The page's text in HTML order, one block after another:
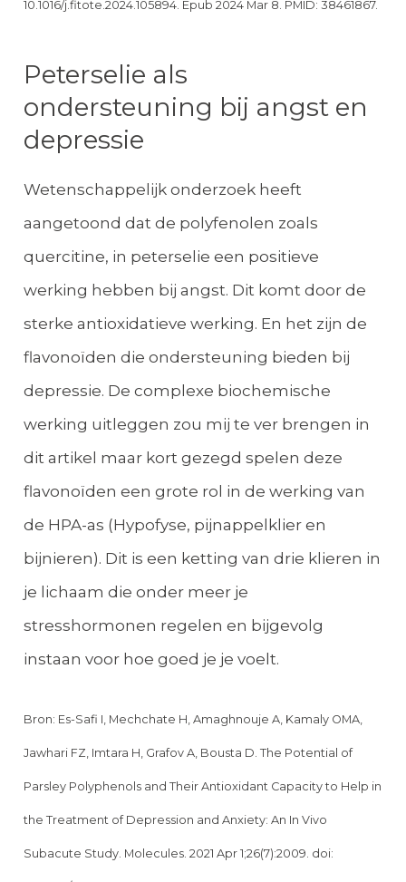
10.1016/j.fitote.2024.105894. Epub 2024 Mar 8. PMID: 38461867.
Peterselie als
ondersteuning bij angst en
depressie
Wetenschappelijk onderzoek heeft
aangetoond dat de polyfenolen zoals
quercitine, in peterselie een positieve
werking hebben bij angst. Dit komt door de
sterke antioxidatieve werking. En het zijn de
flavonoïden die ondersteuning bieden bij
depressie. De complexe biochemische
werking uitleggen zou mij te ver brengen in
dit artikel maar kort gezegd spelen deze
flavonoïden een grote rol in de werking van
de HPA-as (Hypofyse, pijnappelklier en
bijnieren). Dit is een ketting van drie klieren in
je lichaam die onder meer je
stresshormonen regelen en bijgevolg
instaan voor hoe goed je je voelt.
Bron: Es-Safi I, Mechchate H, Amaghnouje A, Kamaly OMA,
Jawhari FZ, Imtara H, Grafov A, Bousta D. The Potential of
Parsley Polyphenols and Their Antioxidant Capacity to Help in
the Treatment of Depression and Anxiety: An In Vivo
Subacute Study. Molecules. 2021 Apr 1;26(7):2009. doi: